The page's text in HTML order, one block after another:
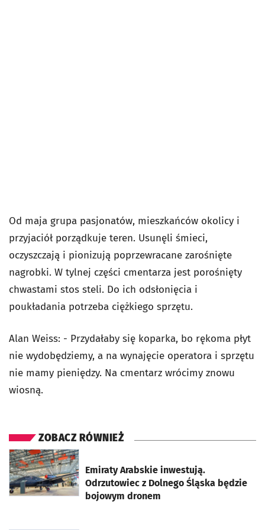
Od maja grupa pasjonatów, mieszkańców okolicy i
przyjaciół porządkuje teren. Usunęli śmieci,
oczyszczają i pionizują poprzewracane zarośnięte
nagrobki. W tylnej części cmentarza jest porośnięty
chwastami stos steli. Do ich odsłonięcia i
poukładania potrzeba ciężkiego sprzętu.
Alan Weiss: - Przydałaby się koparka, bo rękoma płyt
nie wydobędziemy, a na wynajęcie operatora i sprzętu
nie mamy pieniędzy. Na cmentarz wrócimy znowu
wiosną.
ZOBACZ RÓWNIEŻ
Emiraty Arabskie inwestują.
Odrzutowiec z Dolnego Śląska będzie
bojowym dronem
otworzy się w nowej karcie